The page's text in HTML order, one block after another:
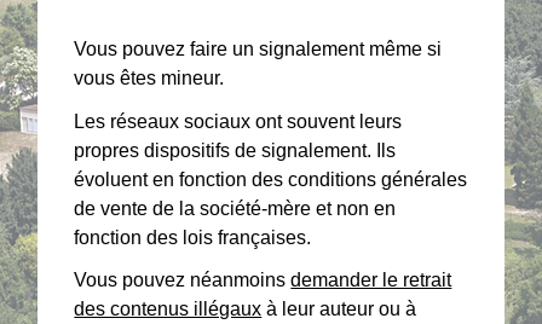
Vous pouvez faire un signalement même si
vous êtes mineur.
Les réseaux sociaux ont souvent leurs
propres dispositifs de signalement. Ils
évoluent en fonction des conditions générales
de vente de la société-mère et non en
fonction des lois françaises.
Vous pouvez néanmoinsdemander le retrait
des contenus illégaux à leur auteur ou à